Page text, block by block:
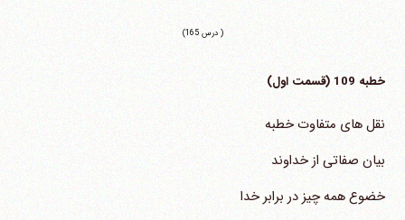
( درس 165)
خطبه 109 (قسمت اول)
نقل های متفاوت خطبه
بیان صفاتی از خداوند
خضوع همه چیز در برابر خدا